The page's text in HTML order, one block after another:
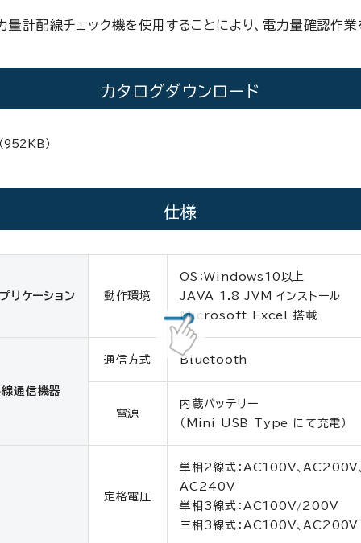
計配線チェック機を使用することにより、電力量確認作業
カタログダウンロード
952KB）
仕様
リケーション 動作環境
OS：Windows10以上
JAVA 1.8 JVM インストール
Microsoft Excel 搭載
通信機器
通信方式 Bluetooth
電源
内蔵バッテリー
（Mini USB Type にて充電）
定格電圧
単相2線式：AC100V、AC200V
AC240V
単相3線式：AC100V/200V
三相3線式：AC100V、AC200V